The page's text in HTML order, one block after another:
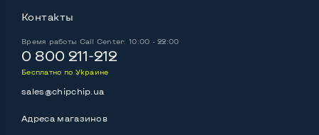
Контакты
Время работы Call Center: 10:00 - 22:00
0 800 211-212
Бесплатно по Украине
sales@chipchip.ua
Адреса магазинов